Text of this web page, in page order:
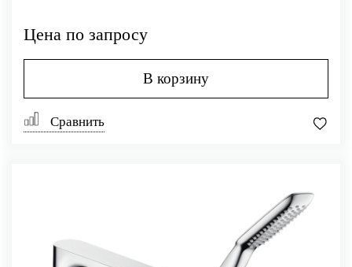
Цена по запросу
В корзину
Сравнить